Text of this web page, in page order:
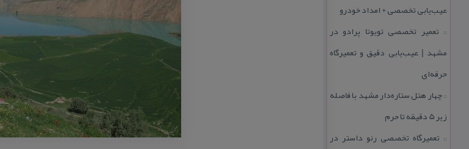
عیب‌یابی تخصصی + امداد خودرو
:: تعمیر تخصصی تویوتا پرادو در
مشهد | عیب‌یابی دقیق و تعمیرگاه
حرفه‌ای
::چهار هتل‌ ستاره‌دار مشهد با فاصله
زیر 5 دقیقه تا حرم
:: تعمیرگاه تخصصی رنو داستر در